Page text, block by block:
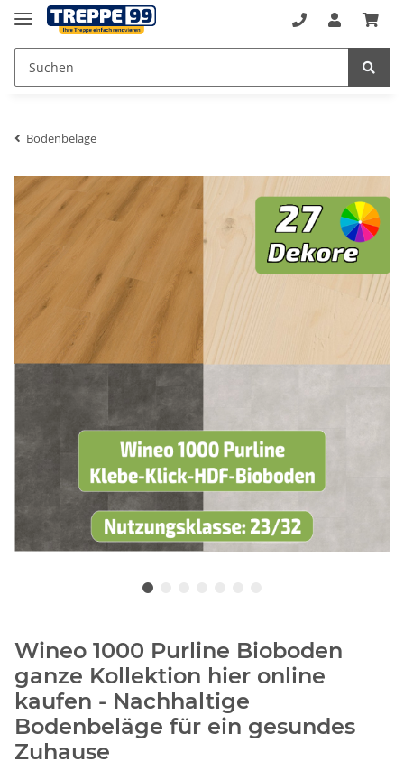
Bodenbeläge
Wineo 1000 Purline Bioboden
ganze Kollektion hier online
kaufen - Nachhaltige
Bodenbeläge für ein gesundes
Zuhause